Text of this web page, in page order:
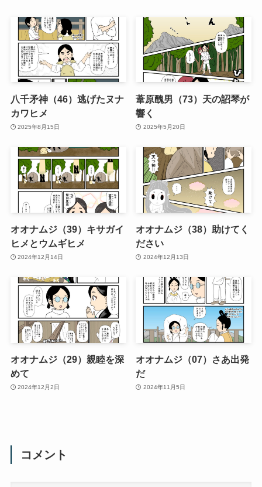
八千矛神（46）逃げたヌナ
カワヒメ
2025年8月15日
葦原醜男（73）天の詔琴が
響く
2025年5月20日
オオナムジ（39）キサガイ
ヒメとウムギヒメ
2024年12月14日
オオナムジ（38）助けてく
ださい
2024年12月13日
オオナムジ（29）親睦を深
めて
2024年12月2日
オオナムジ（07）さあ出発
だ
2024年11月5日
コメント